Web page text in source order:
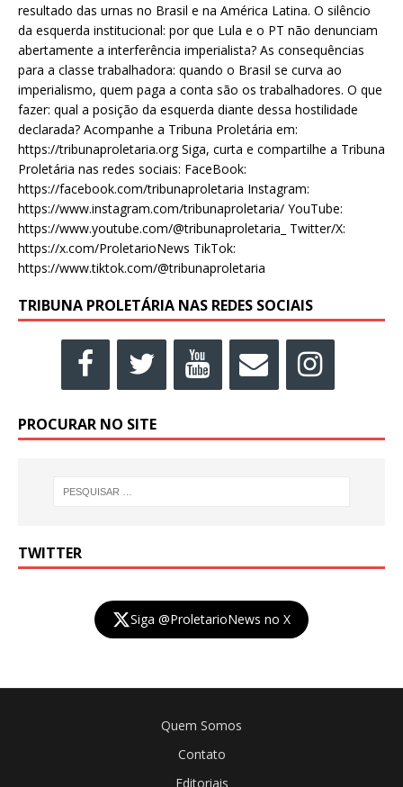
resultado das urnas no Brasil e na América Latina. O silêncio
da esquerda institucional: por que Lula e o PT não denunciam
abertamente a interferência imperialista? As consequências
para a classe trabalhadora: quando o Brasil se curva ao
imperialismo, quem paga a conta são os trabalhadores. O que
fazer: qual a posição da esquerda diante dessa hostilidade
declarada? Acompanhe a Tribuna Proletária em:
https://tribunaproletaria.org Siga, curta e compartilhe a Tribuna
Proletária nas redes sociais: FaceBook:
https://facebook.com/tribunaproletaria Instagram:
https://www.instagram.com/tribunaproletaria/ YouTube:
https://www.youtube.com/@tribunaproletaria_ Twitter/X:
https://x.com/ProletarioNews TikTok:
https://www.tiktok.com/@tribunaproletaria
TRIBUNA PROLETÁRIA NAS REDES SOCIAIS
PROCURAR NO SITE
TWITTER
Siga @ProletarioNews no X
Quem Somos
Contato
Editoriais